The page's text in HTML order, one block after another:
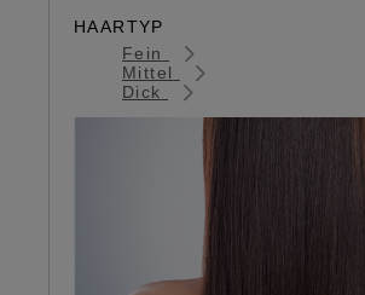
HAARTYP
Fein
Mittel
Dick